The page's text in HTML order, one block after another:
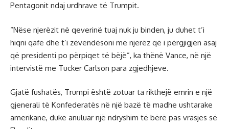
Pentagonit ndaj urdhrave të Trumpit.
“Nëse njerëzit në qeverinë tuaj nuk ju binden, ju duhet t’i
hiqni qafe dhe t’i zëvendësoni me njerëz që i përgjigjen asaj
që presidenti po përpiqet të bëjë”, ka thënë Vance, në një
intervistë me Tucker Carlson para zgjedhjeve.
Gjatë fushatës, Trumpi është zotuar ta rikthejë emrin e një
gjenerali të Konfederatës në një bazë të madhe ushtarake
amerikane, duke anuluar një ndryshim të bërë pas vrasjes së